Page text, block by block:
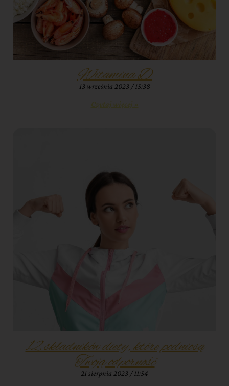
Witamina D
13 września 2023 15:38
Czytaj więcej »
12 składników diety, które podniosą
Twoją odporność
21 sierpnia 2023 11:54